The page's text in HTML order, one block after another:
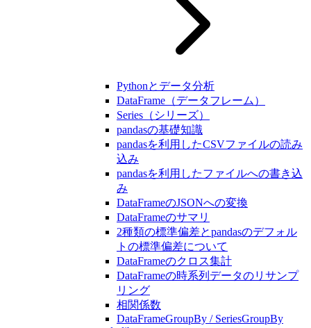
Pythonとデータ分析
DataFrame（データフレーム）
Series（シリーズ）
pandasの基礎知識
pandasを利用したCSVファイルの読み
込み
pandasを利用したファイルへの書き込
み
DataFrameのJSONへの変換
DataFrameのサマリ
2種類の標準偏差とpandasのデフォル
トの標準偏差について
DataFrameのクロス集計
DataFrameの時系列データのリサンプ
リング
相関係数
DataFrameGroupBy / SeriesGroupBy